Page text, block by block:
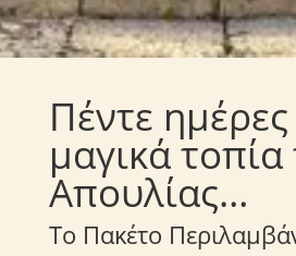
Πέντε
μαγικά τοπία
Απουλίας…
Το Πακέτο